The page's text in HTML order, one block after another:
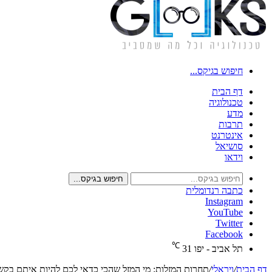
חיפוש בגיקס...
דף הבית
טכנולוגיה
מדע
תרבות
אינטרנט
סושיאל
וידאו
חיפוש בגיקס...
כתבה רנדומלית
Instagram
YouTube
Twitter
Facebook
תל אביב - יפו 31
℃
דף הבית/ויראלי/תחרות המזלות: מי המזל שהכי כדאי לכם להיות איתם